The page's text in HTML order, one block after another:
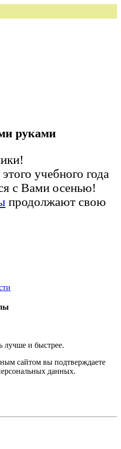
руками
учебного года
с Вами осенью!
продолжают свою
лучше и быстрее.
сайтом вы подтверждаете
данных.